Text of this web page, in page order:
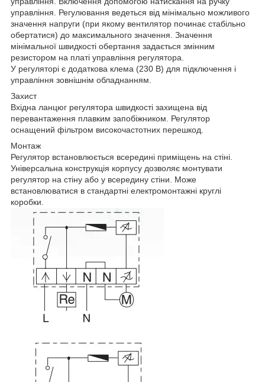
управління. Регулювання ведеться від мінімально можливого
значення напруги (при якому вентилятор починає стабільно
обертатися) до максимального значення. Значення
мінімальної швидкості обертання задається змінним
резистором на платі управління регулятора.
У регуляторі є додаткова клема (230 В) для підключення і
управління зовнішнім обладнанням.
Захист
Вхідна ланцюг регулятора швидкості захищена від
перевантаження плавким запобіжником. Регулятор
оснащений фільтром високочастотних перешкод.
Монтаж
Регулятор встановлюється всередині приміщень на стіні.
Універсальна конструкція корпусу дозволяє монтувати
регулятор на стіну або у всередину стіни. Може
встановлюватися в стандартні електромонтажні круглі
коробки.